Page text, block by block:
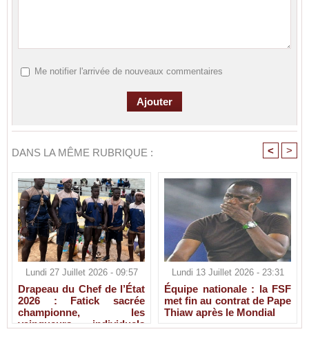
Me notifier l'arrivée de nouveaux commentaires
DANS LA MÊME RUBRIQUE : < >
Lundi 27 Juillet 2026 - 09:57
Drapeau du Chef de l’État
2026 : Fatick sacrée
championne, les
vainqueurs individuels
Lundi 13 Juillet 2026 - 23:31
Équipe nationale : la FSF
met fin au contrat de Pape
Thiaw après le Mondial